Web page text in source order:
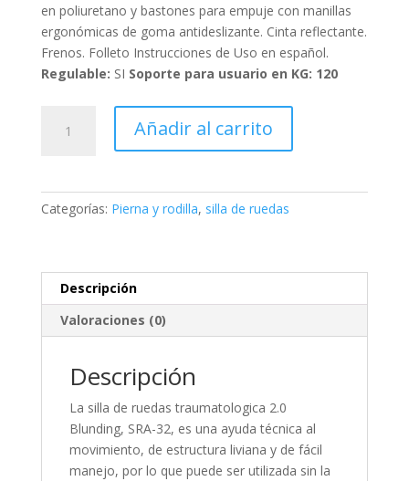
en poliuretano y bastones para empuje con manillas
ergonómicas de goma antideslizante. Cinta reflectante.
Frenos. Folleto Instrucciones de Uso en español.
Regulable: SI Soporte para usuario en KG: 120
TRAUMATOLOGICAAñadir al carrito
Categorías: Pierna y rodilla, silla de ruedas
Descripción
Valoraciones (0)
Descripción
La silla de ruedas traumatologica 2.0
Blunding, SRA-32, es una ayuda técnica al
movimiento, de estructura liviana y de fácil
manejo, por lo que puede ser utilizada sin la